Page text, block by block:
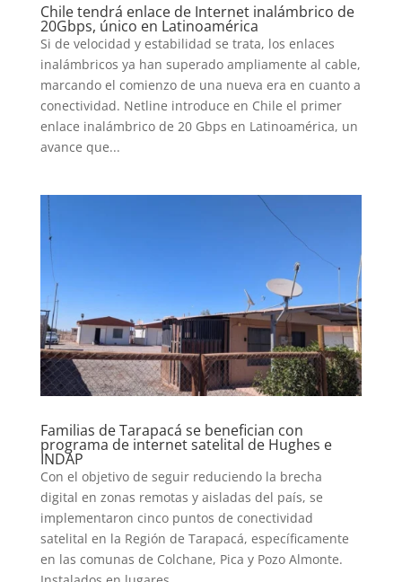
Chile tendrá enlace de Internet inalámbrico de
20Gbps, único en Latinoamérica
Si de velocidad y estabilidad se trata, los enlaces
inalámbricos ya han superado ampliamente al cable,
marcando el comienzo de una nueva era en cuanto a
conectividad. Netline introduce en Chile el primer
enlace inalámbrico de 20 Gbps en Latinoamérica, un
avance que...
Familias de Tarapacá se benefician con
programa de internet satelital de Hughes e
INDAP
Con el objetivo de seguir reduciendo la brecha
digital en zonas remotas y aisladas del país, se
implementaron cinco puntos de conectividad
satelital en la Región de Tarapacá, específicamente
en las comunas de Colchane, Pica y Pozo Almonte.